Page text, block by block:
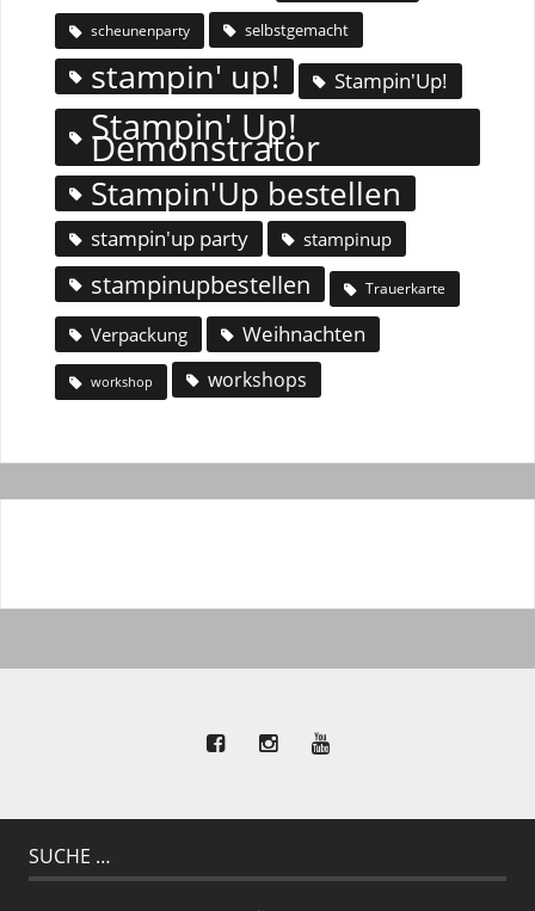
scheunenparty selbstgemacht
stampin' up! Stampin'Up!
Stampin' Up!
Demonstrator
Stampin'Up bestellen
stampin'up party stampinup
stampinupbestellen Trauerkarte
Verpackung Weihnachten
workshop workshops
SUCHE …